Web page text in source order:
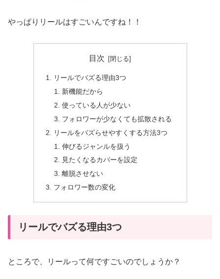
やっぱりリールはすごいんですね！！
目次
リールでバズる理由3つ
新機能だから
使っている人が少ない
フォロワーが少なくても拡散される
リールをバズらせやすくする方法3つ
伸びるジャンルを扱う
見たくなるカバーを設定
離脱させない
フォロワー数の変化
リールでバズる理由3つ
ところで、リールって何ですごいのでしょうか？